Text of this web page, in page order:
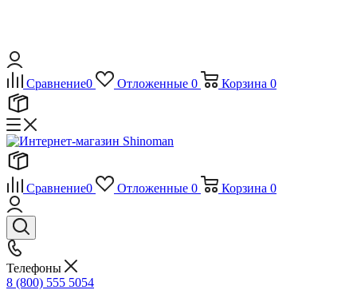
Сравнение0 Отложенные 0 Корзина 0
Сравнение0 Отложенные 0 Корзина 0
Телефоны
8 (800) 555 5054